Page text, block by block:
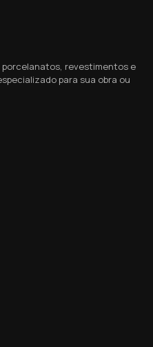
porcelanatos, revestimentos e
para sua obra ou